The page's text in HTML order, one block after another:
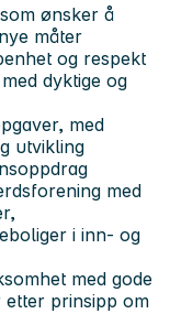
ønsker å
måter
og respekt
dyktige og
med
utvikling
med
i inn- og
med gode
prinsipp om